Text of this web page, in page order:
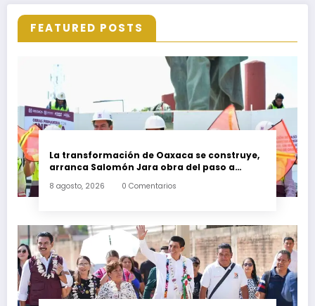
FEATURED POSTS
La transformación de Oaxaca se construye,
arranca Salomón Jara obra del paso a
kilómetro 184 + 300
8 agosto, 2026 0 Comentarios